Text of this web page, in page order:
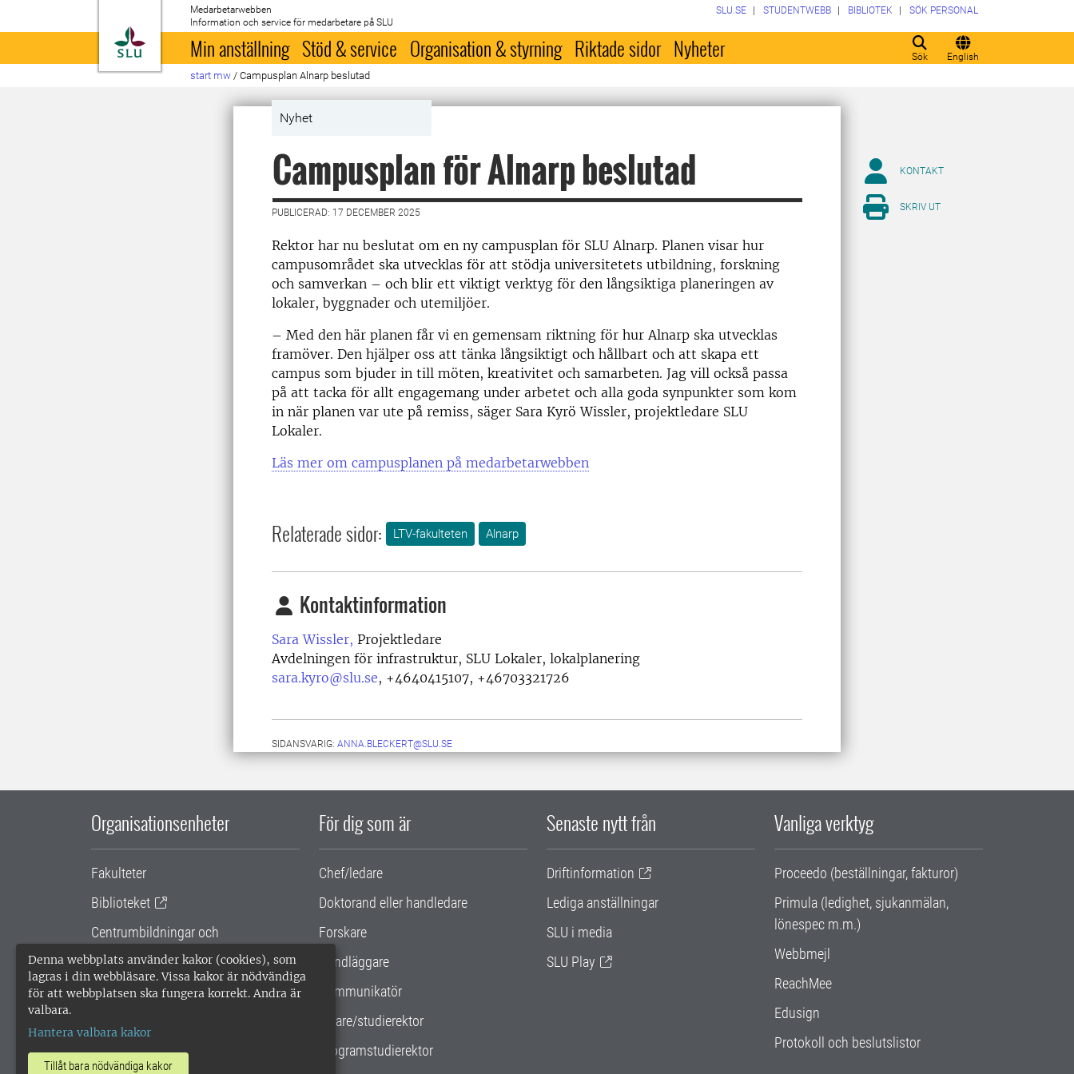
Denna webbplats använder kakor (cookies), som
lagras i din webbläsare. Vissa kakor är nödvändiga
för att webbplatsen ska fungera korrekt. Andra är
valbara.
Hantera valbara kakor
Tillåt bara nödvändiga kakor
Till startsida
Medarbetarwebben
Information och service för medarbetare på SLU
Sök English
SLU.SE STUDENTWEBB BIBLIOTEK SÖK PERSONAL
Min anställning Stöd & service Organisation & styrning Riktade sidor Nyheter
start mw / Campusplan Alnarp beslutad
Nyhet
Campusplan för Alnarp beslutad
PUBLICERAD: 17 DECEMBER 2025
Rektor har nu beslutat om en ny campusplan för SLU Alnarp. Planen visar hur
campusområdet ska utvecklas för att stödja universitetets utbildning, forskning
och samverkan – och blir ett viktigt verktyg för den långsiktiga planeringen av
lokaler, byggnader och utemiljöer.
– Med den här planen får vi en gemensam riktning för hur Alnarp ska utvecklas
framöver. Den hjälper oss att tänka långsiktigt och hållbart och att skapa ett
campus som bjuder in till möten, kreativitet och samarbeten. Jag vill också passa
på att tacka för allt engagemang under arbetet och alla goda synpunkter som kom
in när planen var ute på remiss, säger Sara Kyrö Wissler, projektledare SLU
Lokaler.
Läs mer om campusplanen på medarbetarwebben
Relaterade sidor: LTV-fakulteten Alnarp
Kontaktinformation
Sara Wissler, Projektledare
Avdelningen för infrastruktur, SLU Lokaler, lokalplanering
sara.kyro@slu.se, +4640415107, +46703321726
SIDANSVARIG: ANNA.BLECKERT@SLU.SE
KONTAKT
SKRIV UT
Organisationsenheter
Fakulteter
Biblioteket
Centrumbildningar och
samarbetsprojekt
Gemensamma verksamhetsstödet
För dig som är
Chef/ledare
Doktorand eller handledare
Forskare
Handläggare
Kommunikatör
Lärare/studierektor
Programstudierektor
Senaste nytt från
Driftinformation
Lediga anställningar
SLU i media
SLU Play
Vanliga verktyg
Proceedo (beställningar, fakturor)
Primula (ledighet, sjukanmälan,
lönespec m.m.)
Webbmejl
ReachMee
Edusign
Protokoll och beslutslistor